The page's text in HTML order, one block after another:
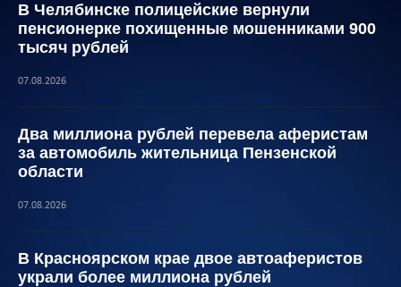
В Челябинске полицейские вернули
пенсионерке похищенные мошенниками 900
тысяч рублей
07.08.2026
Два миллиона рублей перевела аферистам
за автомобиль жительница Пензенской
области
07.08.2026
В Красноярском крае двое автоаферистов
украли более миллиона рублей